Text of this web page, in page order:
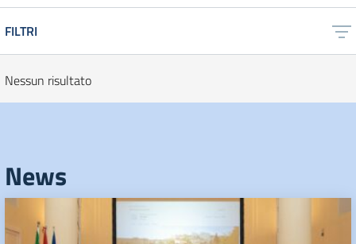
FILTRI
Nessun risultato
News